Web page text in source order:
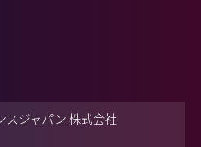
スジャパン 株式会社